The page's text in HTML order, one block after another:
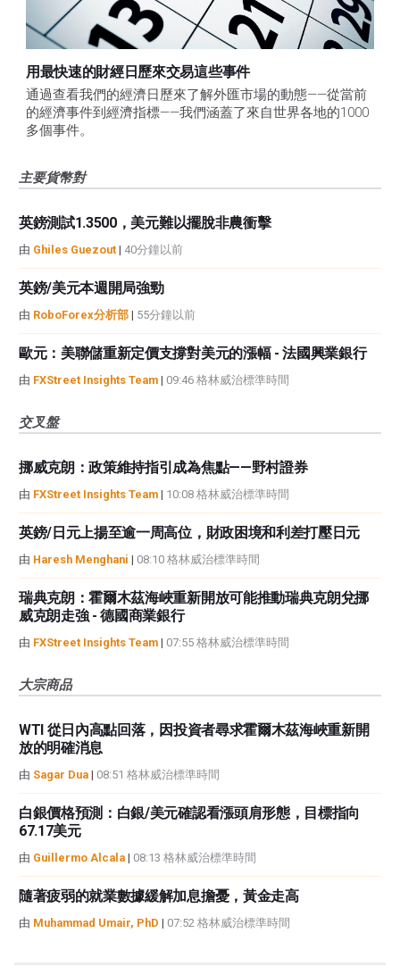
用最快速的財經日歷來交易這些事件
通過查看我們的經濟日歷來了解外匯市場的動態——從當前
的經濟事件到經濟指標——我們涵蓋了來自世界各地的1000
多個事件。
主要貨幣對
英鎊測試1.3500，美元難以擺脫非農衝擊
由 Ghiles Guezout | 40分鐘以前
英鎊/美元本週開局強勁
由 RoboForex分析部 | 55分鐘以前
歐元：美聯儲重新定價支撐對美元的漲幅 - 法國興業銀行
由 FXStreet Insights Team | 09:46 格林威治標準時間
交叉盤
挪威克朗：政策維持指引成為焦點——野村證券
由 FXStreet Insights Team | 10:08 格林威治標準時間
英鎊/日元上揚至逾一周高位，財政困境和利差打壓日元
由 Haresh Menghani | 08:10 格林威治標準時間
瑞典克朗：霍爾木茲海峽重新開放可能推動瑞典克朗兌挪
威克朗走強 - 德國商業銀行
由 FXStreet Insights Team | 07:55 格林威治標準時間
大宗商品
WTI 從日內高點回落，因投資者尋求霍爾木茲海峽重新開
放的明確消息
由 Sagar Dua | 08:51 格林威治標準時間
白銀價格預測：白銀/美元確認看漲頭肩形態，目標指向
67.17美元
由 Guillermo Alcala | 08:13 格林威治標準時間
隨著疲弱的就業數據緩解加息擔憂，黃金走高
由 Muhammad Umair, PhD | 07:52 格林威治標準時間